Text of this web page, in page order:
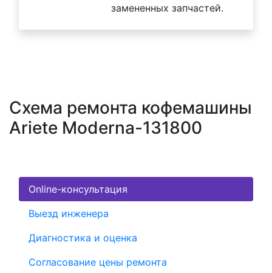
замененных запчастей.
Схема ремонта кофемашины
Ariete Moderna-131800
Online-консультация
Выезд инженера
Диагностика и оценка
Согласование цены ремонта